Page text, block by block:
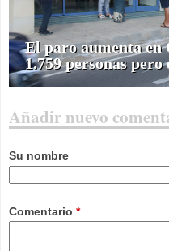
El paro aumenta en
1.759 personas
Añadir nuevo
Su nombre
Comentario *